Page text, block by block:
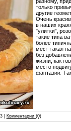
только
другие
Очень
в наших
"улитки",
такие типа
более
мест такая
без
жизни, как
место
фантазии.
Комментарии (0)